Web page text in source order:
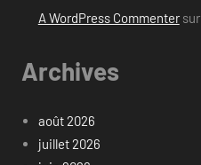
A WordPress Commentersur
Archives
août 2026
juillet 2026